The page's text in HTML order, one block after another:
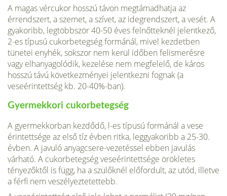
A magas vércukor hosszú távon megtámadhatja az
érrendszert, a sze­met, a szívet, az idegrendszert, a vesét. A
gyakoribb, legtöbbször 40-50 éves felnőtteknél jelentkező,
2-es típusú cukorbetegség formánál, mivel kezdetben
tünetei enyhék, sokszor nem kerül időben felismerésre
vagy elhanyagolódik, kezelése nem megfelelő, de káros
hosszú távú következ­ményei jelentkezni fognak (a
veseérintettség kb. 20-40%-ban).
Gyermekkori cukorbetegség
A gyermekkorban kezdődő, l-es típusú formánál a vese
érintettsége az első tíz évben ritka, leggyakoribb a 25-30.
évben. A javuló anyagcsere-vezetéssel ebben javulás
várható. A cukorbetegség veseérintettsége örök­letes
tényezőktől is függ, ha a szülőknél előfordult, az utód, illetve
a férfi nem veszélyeztetettebb.